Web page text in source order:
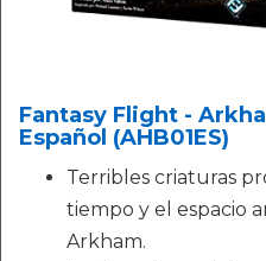
Fantasy Flight -
Español (AHB01ES)
Terribles criaturas
tiempo y el espacio
Arkham.